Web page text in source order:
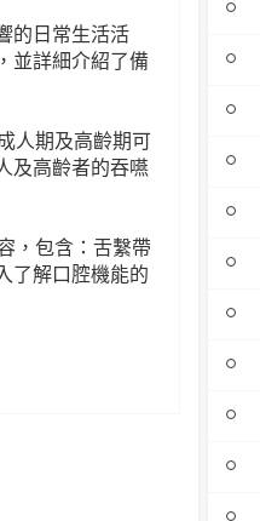
的日常生活活
並詳細介紹了備
人期及高齡期可
及高齡者的吞嚥
，包含：舌繫帶
了解口腔機能的